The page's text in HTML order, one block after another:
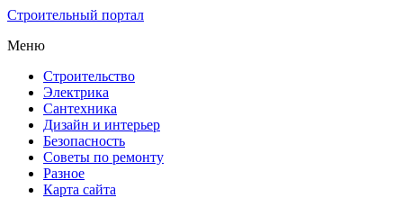
Строительный портал
Меню
Строительство
Электрика
Сантехника
Дизайн и интерьер
Безопасность
Советы по ремонту
Разное
Карта сайта